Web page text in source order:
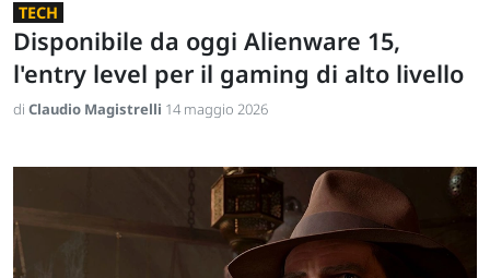
TECH
Disponibile da oggi Alienware 15,
l'entry level per il gaming di alto livello
di Claudio Magistrelli 14 maggio 2026